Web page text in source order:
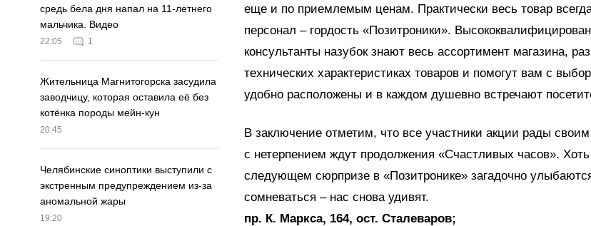
средь бела дня напал на 11-летнего
мальчика. Видео
22:05 1
Жительница Магнитогорска засудила
заводчицу, которая оставила её без
котёнка породы мейн-кун
20:45
Челябинские синоптики выступили с
экстренным предупреждением из-за
аномальной жары
19:20
еще и по приемлемым ценам. Практически весь товар
персонал – гордость «Позитроники».
консультанты назубок знают весь ассортимент магазина,
технических характеристиках товаров и помогут вам с
удобно расположены и в каждом душевно встречают
В заключение отметим, что все участники акции рады
с нетерпением ждут продолжения «Счастливых часов».
следующем сюрпризе в «Позитронике» загадочно
сомневаться – нас снова удивят.
пр. К. Маркса, 164, ост. Сталеваров;